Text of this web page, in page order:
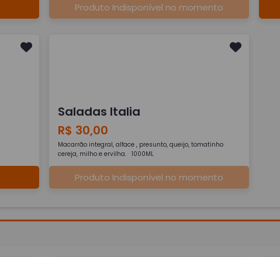
Produto Indisponível no momento
Saladas Italia
R$ 30,00
Macarrão integral, alface , presunto, queijo, tomatinho
cereja, milho e ervilha. 1000ML
Produto Indisponível no momento